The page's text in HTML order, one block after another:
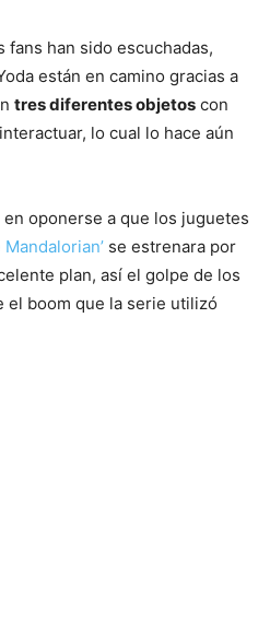
fans han sido escuchadas,
están en camino gracias a
tres diferentes objetos con
lo cual lo hace aún
oponerse a que los juguetes
se estrenara por
plan, así el golpe de los
el boom que la serie utilizó